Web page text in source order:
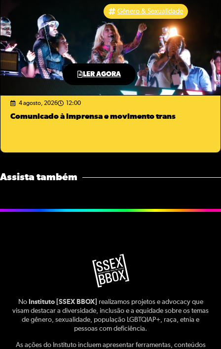
LER AGORA
Gênero & Sexualidade
4 agosto, 2026 12:00
Comunicado à imprensa e movimento trans
Assista também
No Instituto [SSEX BBOX]
realizamos projetos e advocacy que
visam destacar a diversidade, inclusão e a equidade sobre os temas
de gênero, sexualidade, população LGBTQIAP+, raça, etnia e
pessoas com deficiência.
As ações do Instituto incluem apresentar ferramentas, conteúdos